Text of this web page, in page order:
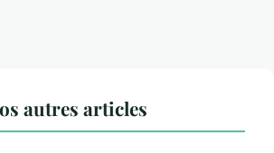
autres articles